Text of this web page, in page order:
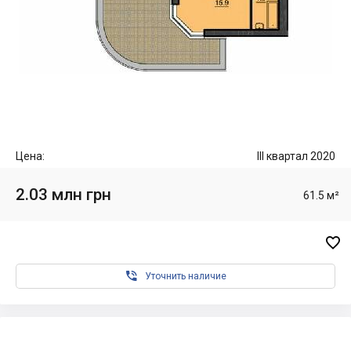
Цена: III квартал 2020
2.03 млн грн 61.5 м²

 Уточнить наличие